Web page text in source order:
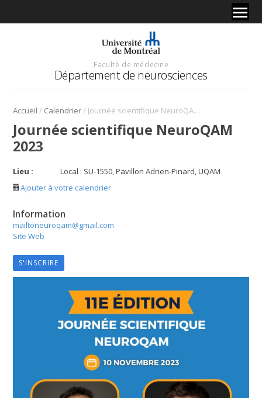
Faculté de médecine
Département de neurosciences
Accueil / Calendrier/ Journée scientifique NeuroQAM 2023
Journée scientifique NeuroQAM
2023
Lieu :
Local : SU-1550, Pavillon Adrien-Pinard, UQAM
Ajouter à votre calendrier
Information
mailtoneuroqam@gmail.com
Site Web
S'INSCRIRE